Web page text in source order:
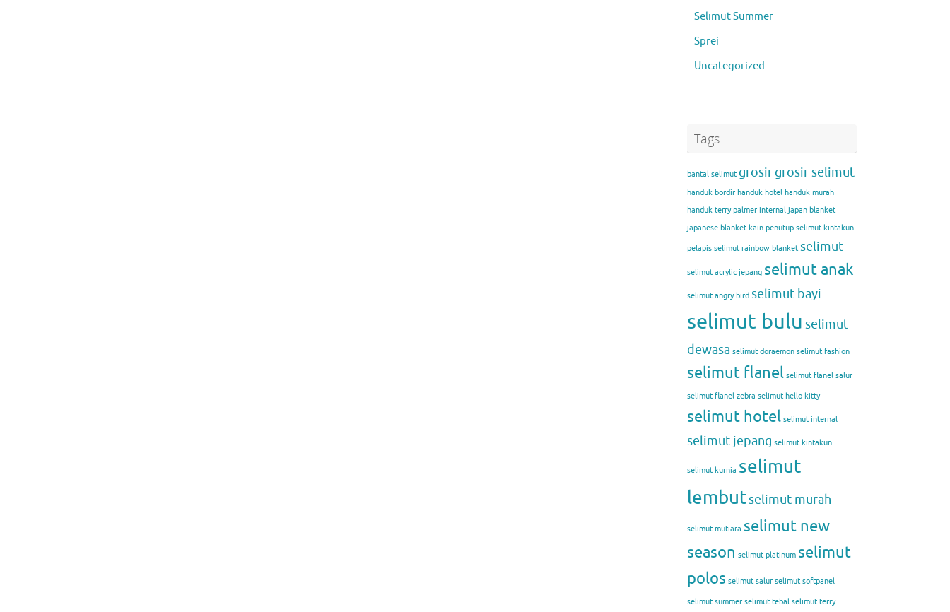
Selimut Summer
Sprei
Uncategorized
Tags
bantal selimut grosirgrosir selimut
handuk bordir handuk hotel handuk murah
handuk terry palmer internal japan blanket
japanese blanket kain penutup selimut kintakun
pelapis selimut rainbow blanket selimut
selimut acrylic jepang selimut anak
selimut angry bird selimut bayi
selimut bulu selimut
dewasa selimut doraemon selimut fashion
selimut flanel selimut flanel salur
selimut flanel zebra selimut hello kitty
selimut hotel selimut internal
selimut jepang selimut kintakun
selimut kurnia selimut
lembutselimut murah
selimut mutiara selimut new
season selimut platinum selimut
polos selimut salur selimut softpanel
selimut summer selimut tebal selimut terry